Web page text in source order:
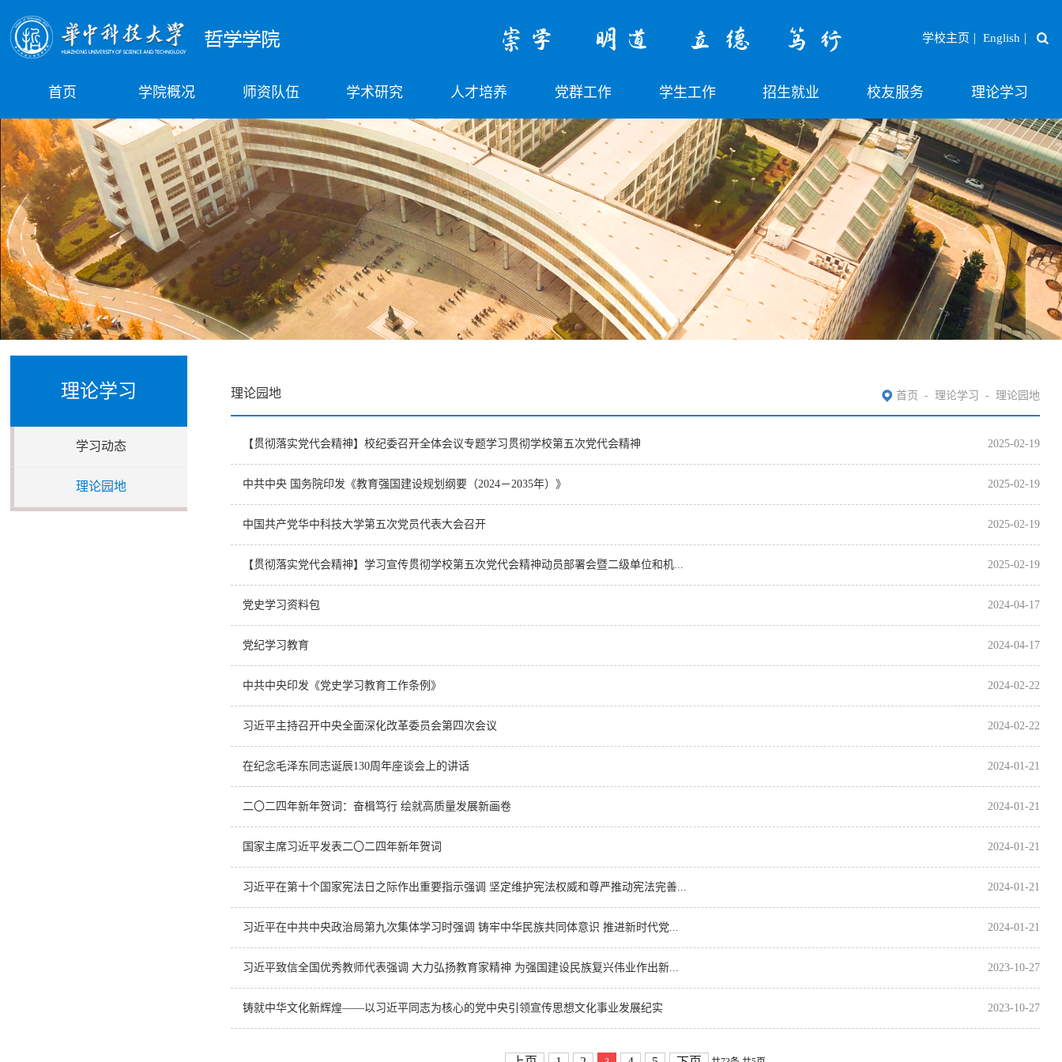
学校主页 | English |
首页 学院概况 师资队伍 学术研究 人才培养 党群工作 学生工作 招生就业 校友服务 理论学习
理论学习
学习动态
理论园地
理论园地 首页 - 理论学习 - 理论园地
【贯彻落实党代会精神】校纪委召开全体会议专题学习贯彻学校第五次党代会精神 2025-02-19
中共中央 国务院印发《教育强国建设规划纲要（2024－2035年）》 2025-02-19
中国共产党华中科技大学第五次党员代表大会召开 2025-02-19
【贯彻落实党代会精神】学习宣传贯彻学校第五次党代会精神动员部署会暨二级单位和机... 2025-02-19
党史学习资料包 2024-04-17
党纪学习教育 2024-04-17
中共中央印发《党史学习教育工作条例》 2024-02-22
习近平主持召开中央全面深化改革委员会第四次会议 2024-02-22
在纪念毛泽东同志诞辰130周年座谈会上的讲话 2024-01-21
二〇二四年新年贺词：奋楫笃行 绘就高质量发展新画卷 2024-01-21
国家主席习近平发表二〇二四年新年贺词 2024-01-21
习近平在第十个国家宪法日之际作出重要指示强调 坚定维护宪法权威和尊严推动宪法完善... 2024-01-21
习近平在中共中央政治局第九次集体学习时强调 铸牢中华民族共同体意识 推进新时代党... 2024-01-21
习近平致信全国优秀教师代表强调 大力弘扬教育家精神 为强国建设民族复兴伟业作出新... 2023-10-27
铸就中华文化新辉煌——以习近平同志为核心的党中央引领宣传思想文化事业发展纪实 2023-10-27